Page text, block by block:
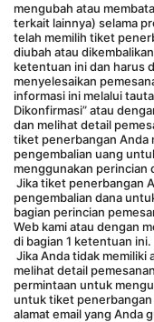
mengubah atau
terkait lainnya) selama
telah memilih tiket
diubah atau
ketentuan ini dan harus
menyelesaikan
informasi ini melalui
Dikonfirmasi” atau
dan melihat detail
tiket penerbangan Anda
pengembalian uang
menggunakan perincian
pengembalian dana
bagian perincian
Web kami atau dengan
di bagian 1 ketentuan ini.
melihat detail
permintaan untuk
untuk tiket penerbangan
alamat email yang Anda